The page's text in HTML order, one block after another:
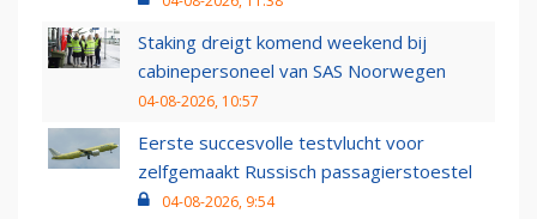
Staking dreigt komend weekend bij
cabinepersoneel van SAS Noorwegen
04-08-2026, 10:57
Eerste succesvolle testvlucht voor
zelfgemaakt Russisch passagierstoestel
04-08-2026, 9:54